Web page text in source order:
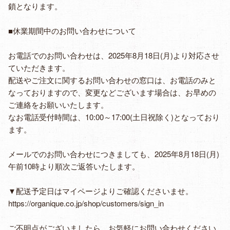
鎖となります。
■休業期間中のお問い合わせについて
お電話でのお問い合わせは、2025年8月18日(月)より対応させ
ていただきます。
配送やご注文に関するお問い合わせの窓口は、お電話のみと
なっておりますので、変更などございます場合は、お早めの
ご連絡をお願いいたします。
なお電話受付時間は、10:00～17:00(土日祝除く)となっており
ます。
メールでのお問い合わせにつきましても、2025年8月18日(月)
午前10時より順次ご返答いたします。
▼配送予定日はマイページよりご確認くださいませ。
https://organique.co.jp/shop/customers/sign_in
ご不明点がございましたら、お気軽にお問い合わせください